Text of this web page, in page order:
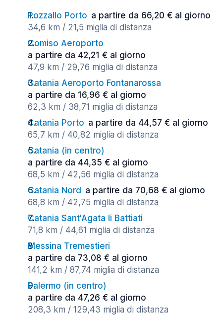
Pozzallo Porto a partire da 66,20 € al giorno
34,6 km / 21,5 miglia di distanza
Comiso Aeroporto
a partire da 42,21 € al giorno
47,9 km / 29,76 miglia di distanza
Catania Aeroporto Fontanarossa
a partire da 16,96 € al giorno
62,3 km / 38,71 miglia di distanza
Catania Porto a partire da 44,57 € al giorno
65,7 km / 40,82 miglia di distanza
Catania (in centro)
a partire da 44,35 € al giorno
68,5 km / 42,56 miglia di distanza
Catania Nord a partire da 70,68 € al giorno
68,8 km / 42,75 miglia di distanza
Catania Sant'Agata li Battiati
71,8 km / 44,61 miglia di distanza
Messina Tremestieri
a partire da 73,08 € al giorno
141,2 km / 87,74 miglia di distanza
Palermo (in centro)
a partire da 47,26 € al giorno
208,3 km / 129,43 miglia di distanza